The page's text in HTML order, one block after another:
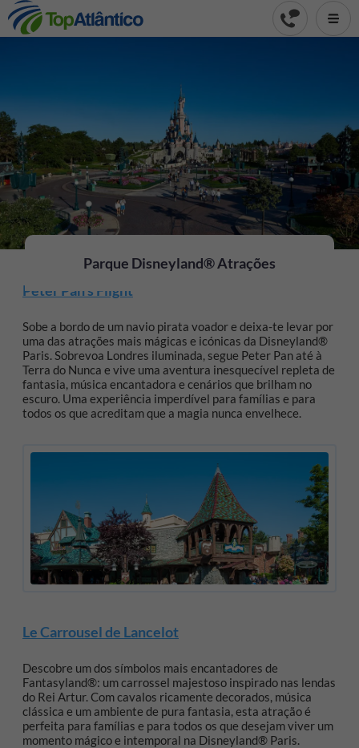
Parque Disneyland® Atrações
Peter Pan's Flight
Sobe a bordo de um navio pirata voador e deixa-te levar por
uma das atrações mais mágicas e icónicas da Disneyland®
Paris. Sobrevoa Londres iluminada, segue Peter Pan até à
Terra do Nunca e vive uma aventura inesquecível repleta de
fantasia, música encantadora e cenários que brilham no
escuro. Uma experiência imperdível para famílias e para
todos os que acreditam que a magia nunca envelhece.
Le Carrousel de Lancelot
Descobre um dos símbolos mais encantadores de
Fantasyland®: um carrossel majestoso inspirado nas lendas
do Rei Artur. Com cavalos ricamente decorados, música
clássica e um ambiente de pura fantasia, esta atração é
perfeita para famílias e para todos os que desejam viver um
momento mágico e intemporal na Disneyland® Paris.